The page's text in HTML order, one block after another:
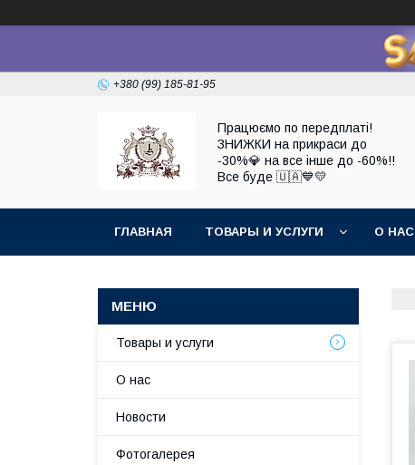
+380 (99) 185-81-95
Працюємо по передплаті!
ЗНИЖКИ на прикраси до
-30%💎 на все інше до -60%!!
Все буде 🇺🇦💙💛
ГЛАВНАЯ ТОВАРЫ И УСЛУГИ О НАС
Товары и услуги
О нас
Новости
Фотогалерея